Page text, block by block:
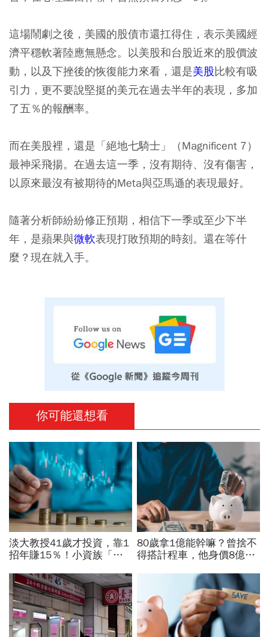
這場鬧劇之後，美國的股債市還扛得住，表示美國經
濟平穩軟著陸應無懸念。以美股和台股近來的股價波
動，以及下挫後的恢復能力來看，還是美股比較有吸
引力，更不要說堅挺的美元在過去半年的表現，多加
了五％的報酬率。
而在美股裡，還是「絕地七騎士」（Magnificent 7）
最神采飛揚。在過去這一季，沒有期待、沒有傷害，
以原來最沒有被期待的Meta與亞馬遜的表現最好。
隨著分析師紛紛修正預期，相信下一季或至少下半
年，是蘋果與微軟表現打敗預期的時刻。還在等什
麼？現在就入手。
你可能還想看
淡大教授41歲才投資，靠1
招年賺15％！小資族「勝
0050搭配這1種「越簡單越
好賺」
80歲拿1億能幹嘛？曾捨不
得搭計程車，他身價8億後
期」：這3件事花錢別手軟